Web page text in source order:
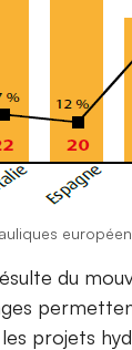
du
projets